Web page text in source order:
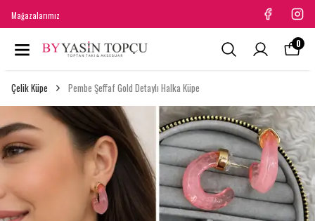
Mağazalarımız
0
Çelik Küpe Pembe Şeffaf Gold Detaylı Halka Küpe